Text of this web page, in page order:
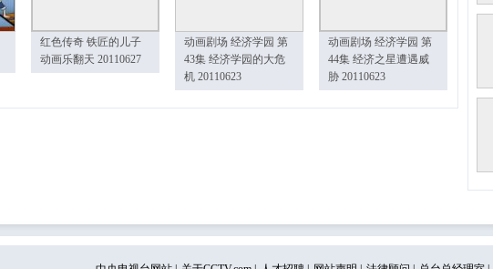
红色传奇 铁匠的儿子
动画乐翻天 20110627
动画剧场 经济学园 第
43集 经济学园的大危
机 20110623
动画剧场 经济学园 第
44集 经济之星遭遇威
胁 20110623